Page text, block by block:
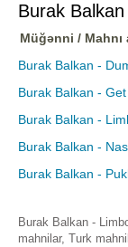
Burak
Müğənni / Mahnı
Burak Balkan -
Burak Balkan -
Burak Balkan -
Burak Balkan -
Burak Balkan -
Burak Balkan -
mahnilar, Turk